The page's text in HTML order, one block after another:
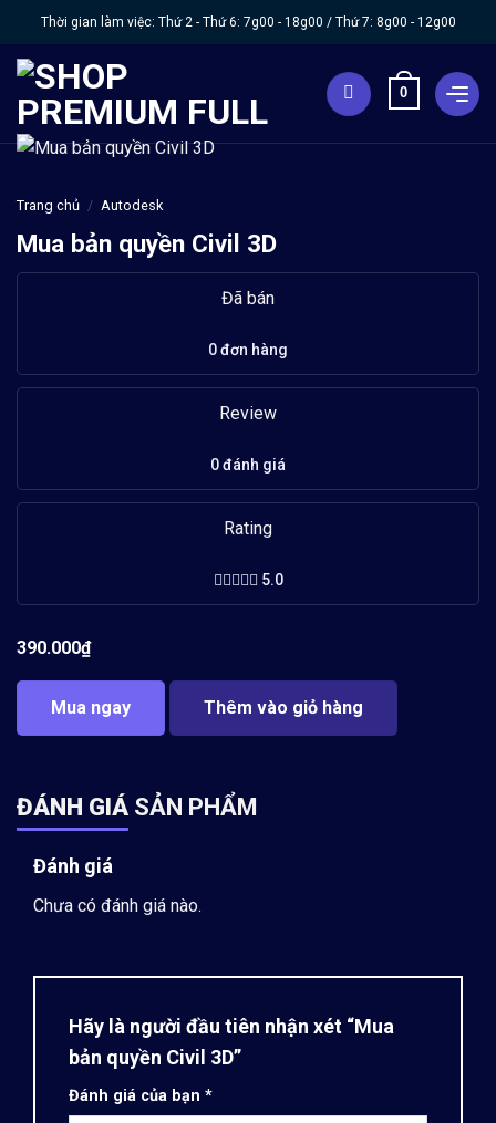
Chuyển
nội
dung
Thời gian làm việc: Thứ 2 - Thứ 6: 7g00 - 18g00 / Thứ 7: 8g00 - 12g00
0
Trang chủ / Autodesk
Mua bản quyền Civil 3D
Đã bán
0 đơn hàng
Review
0 đánh giá
Rating
5.0
390.000₫
Mua ngay Thêm vào giỏ hàng
ĐÁNH GIÁ SẢN PHẨM
Đánh giá
Chưa có đánh giá nào.
Hãy là người đầu tiên nhận xét “Mua
bản quyền Civil 3D”
Đánh giá của bạn *